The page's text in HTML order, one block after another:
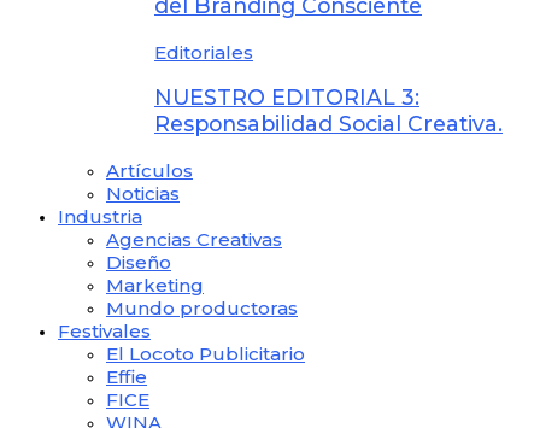
del Branding Consciente
Editoriales
NUESTRO EDITORIAL 3:
Responsabilidad Social Creativa.
Artículos
Noticias
Industria
Agencias Creativas
Diseño
Marketing
Mundo productoras
Festivales
El Locoto Publicitario
Effie
FICE
WINA